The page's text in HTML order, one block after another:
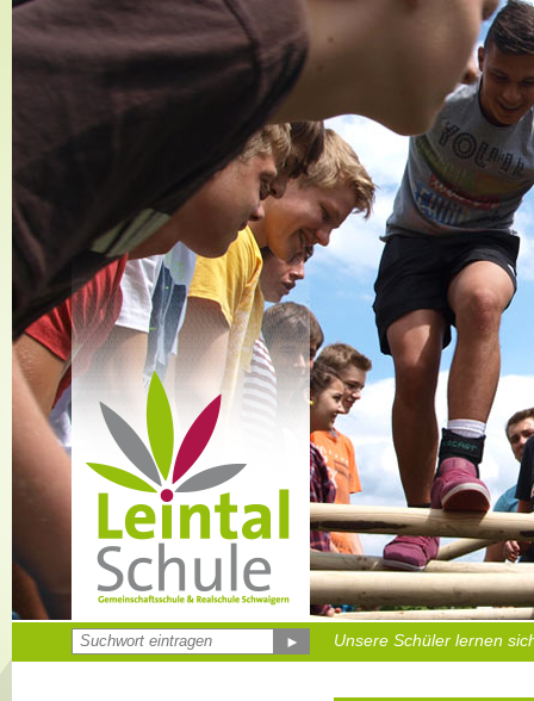
Unsere Schüler lernen
Musizieren in der Gruppe
Erlebnisspiele unter
Feste und Feiern
►